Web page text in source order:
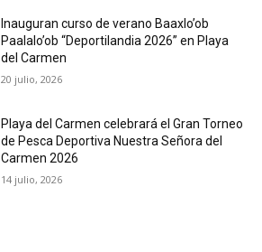
Inauguran curso de verano Baaxlo’ob
Paalalo’ob “Deportilandia 2026” en Playa
del Carmen
20 julio, 2026
Playa del Carmen celebrará el Gran Torneo
de Pesca Deportiva Nuestra Señora del
Carmen 2026
14 julio, 2026